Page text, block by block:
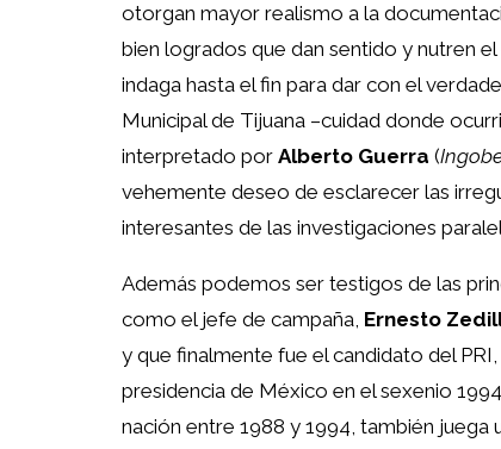
otorgan mayor realismo a la
bien logrados que dan sentido y nutren
indaga hasta el fin para dar con el
Municipal de Tijuana –cuidad donde
interpretado por Alberto Guerra (
vehemente deseo de esclarecer las
interesantes de las investigaciones
Además podemos ser testigos de las
como el jefe de campaña, Ernesto
y que finalmente fue el candidato del
presidencia de México en el sexenio
nación entre 1988 y 1994, también